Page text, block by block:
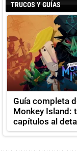
TRUCOS Y GUÍAS
Guía completa
Monkey Island:
capítulos al